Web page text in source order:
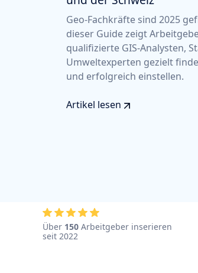
Geo-Fachkräfte sind 2025
dieser Guide zeigt
qualifizierte GIS-Analysten,
Umweltexperten gezielt
und erfolgreich einstellen.
Artikel lesen
Über 150 Arbeitgeber inserieren
seit 2022